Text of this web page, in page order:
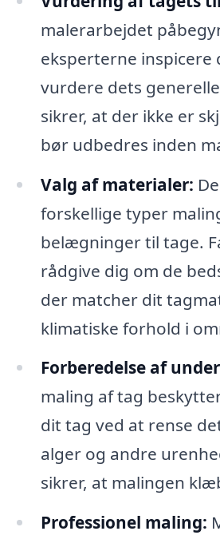
malerarbejdet
eksperterne inspicere
vurdere dets
sikrer, at der ikke er
bør udbedres inden
Valg af materialer:
forskellige typer
belægninger til tage.
rådgive dig om de
der matcher dit
klimatiske forhold i
Forberedelse af
maling af tag
dit tag ved at rense
alger og andre
sikrer, at malingen
Professionel maling: